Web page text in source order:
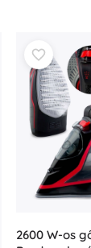
2600 W-os